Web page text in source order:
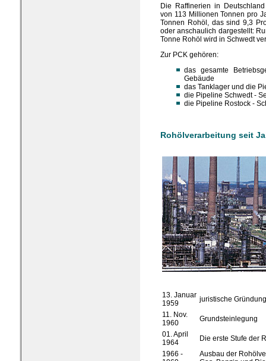
Die Raffinerien in
von 113 Millionen Tonnen pro
Tonnen Rohöl, das sind 9,3
oder anschaulich dargestellt:
Tonne Rohöl wird in Schwedt
Zur PCK gehören:
das gesamte
Gebäude
das Tanklager und die
die Pipeline Schwedt -
die Pipeline Rostock -
Rohölverarbeitung seit
13. Januar
1959
juristische
11. Nov.
1960
Grundsteinlegung
01. April
1964
Die erste Stufe der
1966 -
Ausbau der